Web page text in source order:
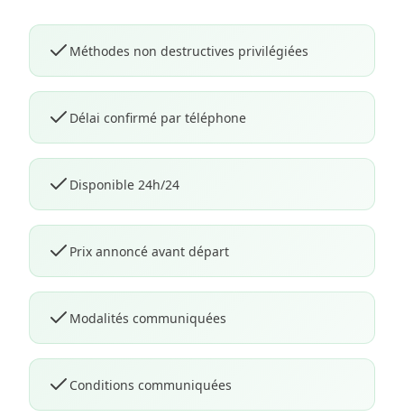
Méthodes non destructives privilégiées
Délai confirmé par téléphone
Disponible 24h/24
Prix annoncé avant départ
Modalités communiquées
Conditions communiquées